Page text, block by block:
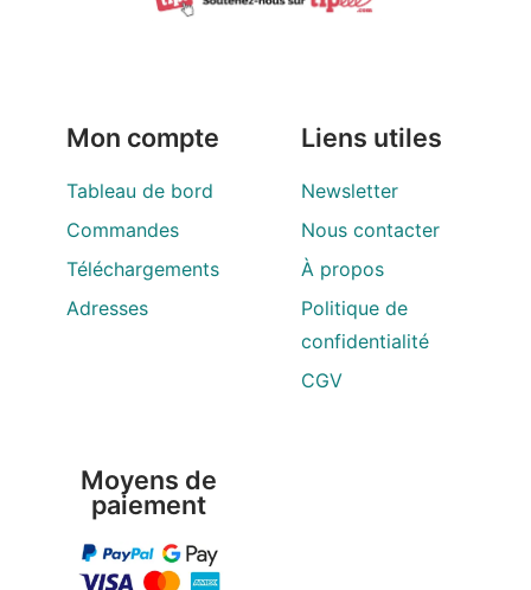
Mon compte
Tableau de bord
Commandes
Téléchargements
Adresses
Liens utiles
Newsletter
Nous contacter
À propos
Politique de
confidentialité
CGV
Moyens de
paiement